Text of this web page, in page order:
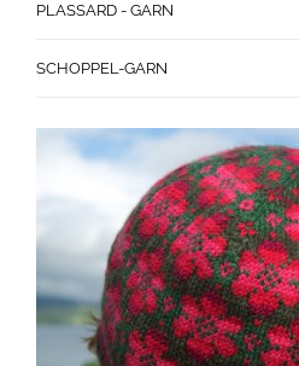
PLASSARD - GARN
SCHOPPEL-GARN